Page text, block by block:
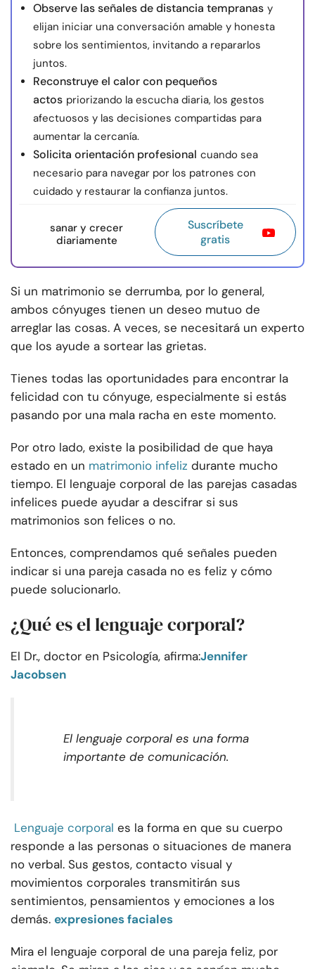
Observe las señales de distancia tempranas y
elijan iniciar una conversación amable y honesta
sobre los sentimientos, invitando a repararlos
juntos.
Reconstruye el calor con pequeños
actos priorizando la escucha diaria, los gestos
afectuosos y las decisiones compartidas para
aumentar la cercanía.
Solicita orientación profesional cuando sea
necesario para navegar por los patrones con
cuidado y restaurar la confianza juntos.
sanar y crecer
diariamente
Suscríbete
gratis
Si un matrimonio se derrumba, por lo general,
ambos cónyuges tienen un deseo mutuo de
arreglar las cosas. A veces, se necesitará un experto
que los ayude a sortear las grietas.
Tienes todas las oportunidades para encontrar la
felicidad con tu cónyuge, especialmente si estás
pasando por una mala racha en este momento.
Por otro lado, existe la posibilidad de que haya
estado en un matrimonio infeliz durante mucho
tiempo. El lenguaje corporal de las parejas casadas
infelices puede ayudar a descifrar si sus
matrimonios son felices o no.
Entonces, comprendamos qué señales pueden
indicar si una pareja casada no es feliz y cómo
puede solucionarlo.
¿Qué es el lenguaje corporal?
El Dr., doctor en Psicología, afirma:Jennifer
Jacobsen
El lenguaje corporal es una forma
importante de comunicación.
Lenguaje corporal es la forma en que su cuerpo
responde a las personas o situaciones de manera
no verbal. Sus gestos, contacto visual y
movimientos corporales transmitirán sus
sentimientos, pensamientos y emociones a los
demás. expresiones faciales
Mira el lenguaje corporal de una pareja feliz, por